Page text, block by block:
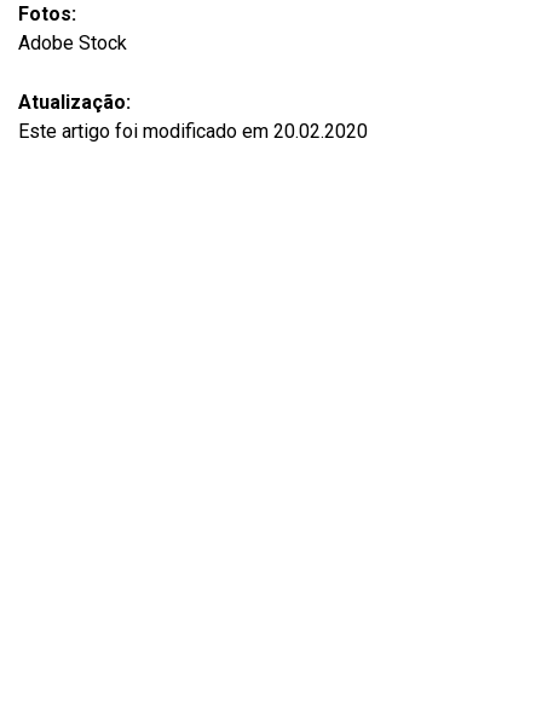
Fotos:
Adobe Stock
Atualização:
Este artigo foi modificado em 20.02.2020